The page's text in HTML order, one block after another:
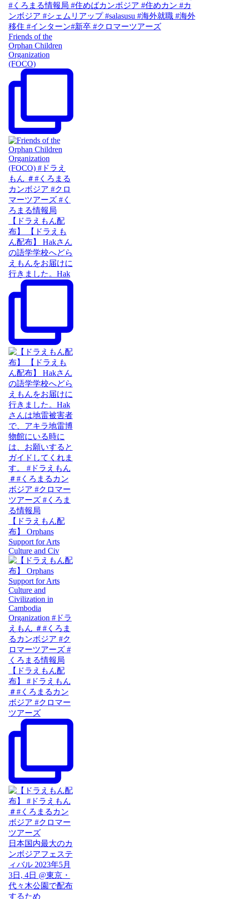
Friends of the
Orphan Children
Organization
(FOCO)
【ドラえもん配
布】 【ドラえも
ん配布】 Hakさん
の語学学校へどら
えもんをお届けに
行きました。Hak
【ドラえもん配
布】 Orphans
Support for Arts
Culture and Civ
【ドラえもん配
布】 #ドラえもん
＃#くろまるカン
ボジア #クロマー
ツアーズ
日本国内最大のカ
ンボジアフェステ
ィバル 2023年5月
3日, 4日 @東京・
代々木公園で配布
するため